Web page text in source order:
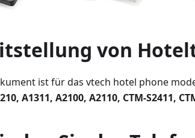
von
ist für das vtech hotel phone
A1311, A2100, A2110, CTM-S2411,